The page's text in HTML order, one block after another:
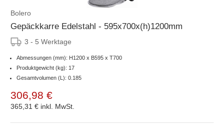
Bolero
Gepäckkarre Edelstahl - 595x700x(h)1200mm
3 - 5 Werktage
Abmessungen (mm): H1200 x B595 x T700
Produktgewicht (kg): 17
Gesamtvolumen (L): 0.185
306,98 €
365,31 € inkl. MwSt.